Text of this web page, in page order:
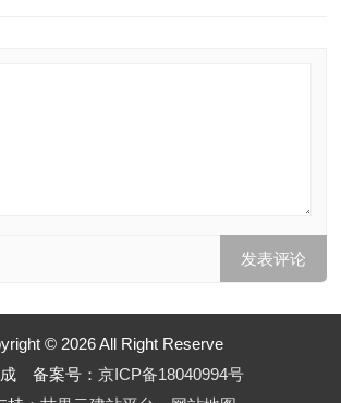
© 2026 All Right Reserve
备案号： 京ICP备18040994号